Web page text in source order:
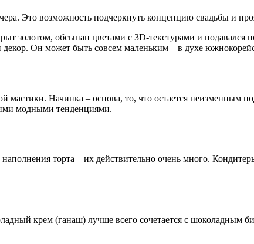
Это возможность подчеркнуть концепцию свадьбы и
золотом, обсыпан цветами с 3D-текстурами и подавался
Он может быть совсем маленьким – в духе
мастики. Начинка – основа, то, что остается неизменным
модными тенденциями.
торта – их действительно очень много.
крем (ганаш) лучше всего сочетается с шоколадным